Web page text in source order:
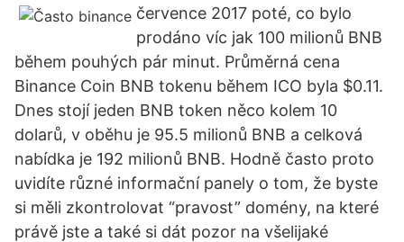
července 2017 poté, co bylo
prodáno víc jak 100 milionů BNB
během pouhých pár minut. Průměrná cena
Binance Coin BNB tokenu během ICO byla $0.11.
Dnes stojí jeden BNB token něco kolem 10
dolarů, v oběhu je 95.5 milionů BNB a celková
nabídka je 192 milionů BNB. Hodně často proto
uvidíte různé informační panely o tom, že byste
si měli zkontrolovat “pravost” domény, na které
právě jste a také si dát pozor na všelijaké